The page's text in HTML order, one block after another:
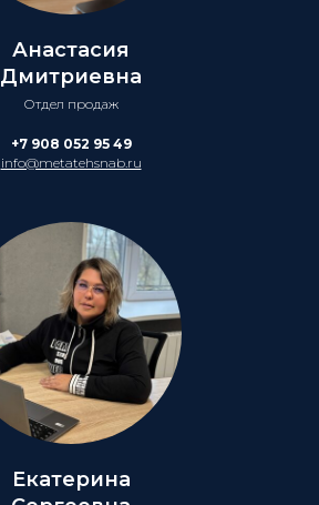
Анастасия
Дмитриевна
Отдел продаж
+7 908 052 95 49
info@metatehsnab.ru
Екатерина